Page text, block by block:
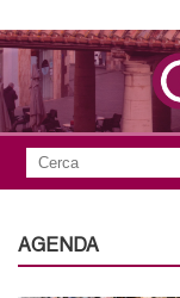
F
r
AGENDA